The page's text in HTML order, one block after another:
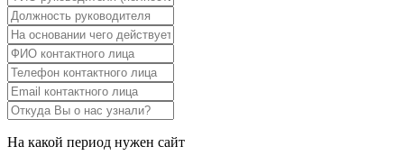
На какой период нужен сайт